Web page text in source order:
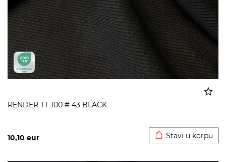
RENDER TT-100 # 43 BLACK
10,10 eur Stavi u korpu